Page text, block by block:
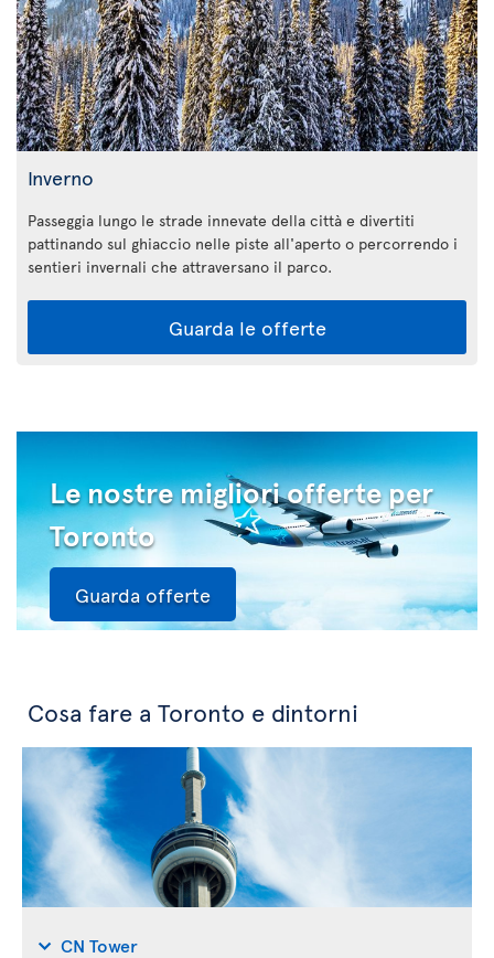
Inverno
Passeggia lungo le strade innevate della città e divertiti
pattinando sul ghiaccio nelle piste all'aperto o percorrendo i
sentieri invernali che attraversano il parco.
Guarda le offerte
Le nostre migliori offerte per
Toronto
Guarda offerte
Cosa fare a Toronto e dintorni
CN Tower